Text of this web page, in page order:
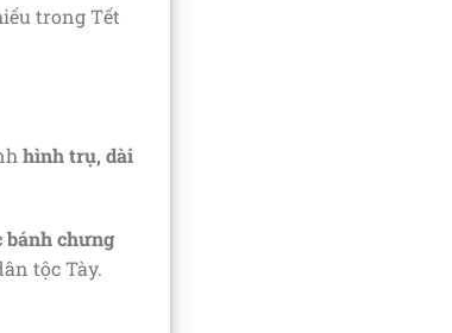
trong Tết
hình trụ, dài
bánh chưng
tộc Tày.